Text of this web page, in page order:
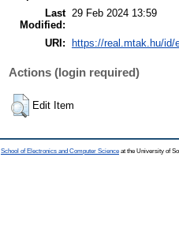
Last
Modified:
29 Feb 2024 13:59
URI: https://real.mtak.hu/id/
Actions (login required)
Edit Item
School of Electronics and Computer Science at the University of